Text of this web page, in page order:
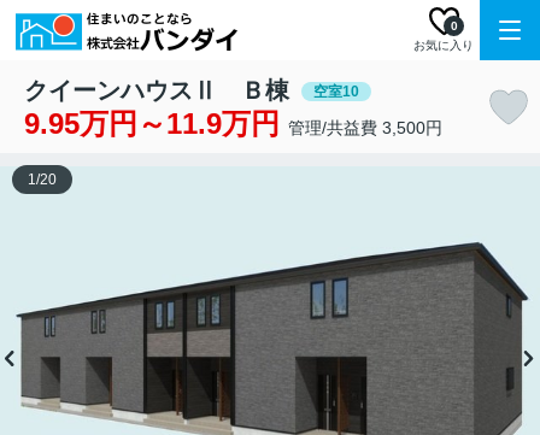
お気に入り
0
クイーンハウスⅡ Ｂ棟 空室10
9.95万円～11.9万円 管理/共益費 3,500円
1/20